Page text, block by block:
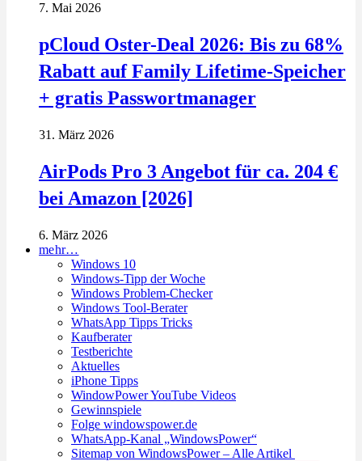
7. Mai 2026
pCloud Oster-Deal 2026: Bis zu 68%
Rabatt auf Family Lifetime-Speicher
+ gratis Passwortmanager
31. März 2026
AirPods Pro 3 Angebot für ca. 204 €
bei Amazon [2026]
6. März 2026
mehr…
Windows 10
Windows-Tipp der Woche
Windows Problem-Checker
Windows Tool-Berater
WhatsApp Tipps Tricks
Kaufberater
Testberichte
Aktuelles
iPhone Tipps
WindowPower YouTube Videos
Gewinnspiele
Folge windowspower.de
WhatsApp-Kanal „WindowsPower“
Sitemap von WindowsPower – Alle Artikel